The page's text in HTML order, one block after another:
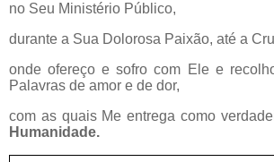
no Seu Ministério Público,
durante a Sua Dolorosa Paixão, até a
onde ofereço e sofro com Ele e
Palavras de amor e de dor,
com as quais Me entrega como
Humanidade.